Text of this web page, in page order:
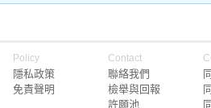
Policy
隱私政策
免責聲明
Contact
聯絡我們
檢舉與回報
許願池